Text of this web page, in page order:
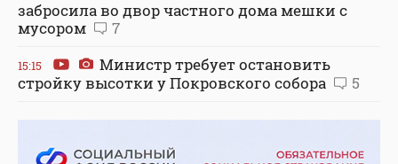
забросила во двор частного дома мешки с
мусором
7
15:15
Министр требует остановить
стройку высотки у Покровского собора
5